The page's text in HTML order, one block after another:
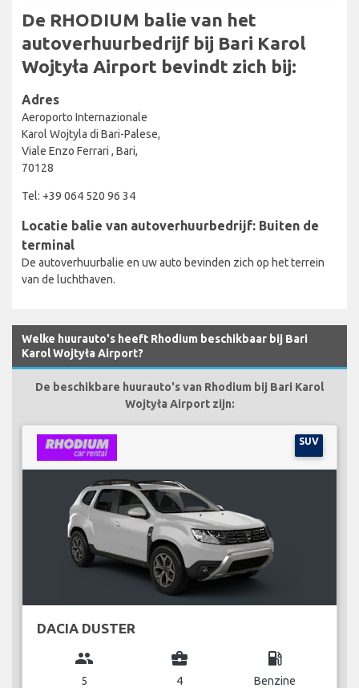
De RHODIUM balie van het
autoverhuurbedrijf bij Bari Karol
Wojtyła Airport bevindt zich bij:
Adres
Aeroporto Internazionale
Karol Wojtyla di Bari-Palese,
Viale Enzo Ferrari , Bari,
70128
Tel: +39 064 520 96 34
Locatie balie van autoverhuurbedrijf: Buiten de
terminal
De autoverhuurbalie en uw auto bevinden zich op het terrein
van de luchthaven.
Welke huurauto's heeft Rhodium beschikbaar bij Bari
Karol Wojtyła Airport?
De beschikbare huurauto's van Rhodium bij Bari Karol
Wojtyła Airport zijn:
SUV
DACIA DUSTER
group
5
business_center
4
local_gas_station
Benzine